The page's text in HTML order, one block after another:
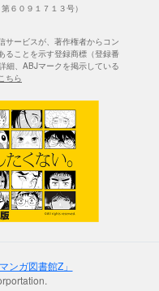
サービスが、著作権者からコン
ることを示す登録商標（登録番
細、ABJマークを掲示している
ちら
ンガ図書館Z」